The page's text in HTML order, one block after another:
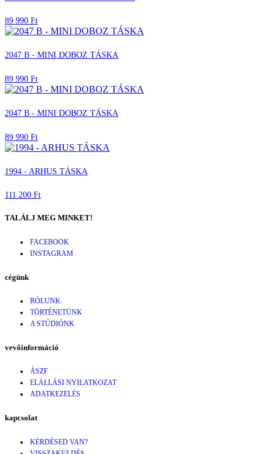
89 990 Ft
2047 B - MINI DOBOZ TÁSKA
89 990 Ft
2047 B - MINI DOBOZ TÁSKA
89 990 Ft
1994 - ARHUS TÁSKA
111 200 Ft
TALÁLJ MEG MINKET!
FACEBOOK
INSTAGRAM
cégünk
RÓLUNK
TÖRTÉNETÜNK
A STÚDIÓNK
vevőinformáció
ÁSZF
ELÁLLÁSI NYILATKOZAT
ADATKEZELÉS
kapcsolat
KÉRDÉSED VAN?